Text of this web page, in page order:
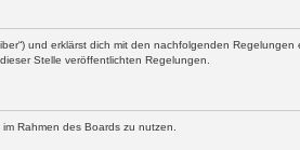
und erklärst dich mit den nachfolgenden Regelungen
Stelle veröffentlichten Regelungen.
Rahmen des Boards zu nutzen.